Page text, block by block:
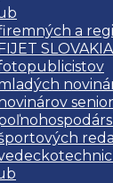
a
SLOVAKIA